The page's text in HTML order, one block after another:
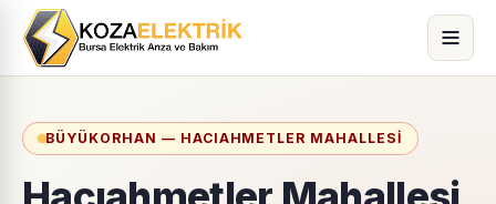
BÜYÜKORHAN — HACIAHMETLER MAHALLESI